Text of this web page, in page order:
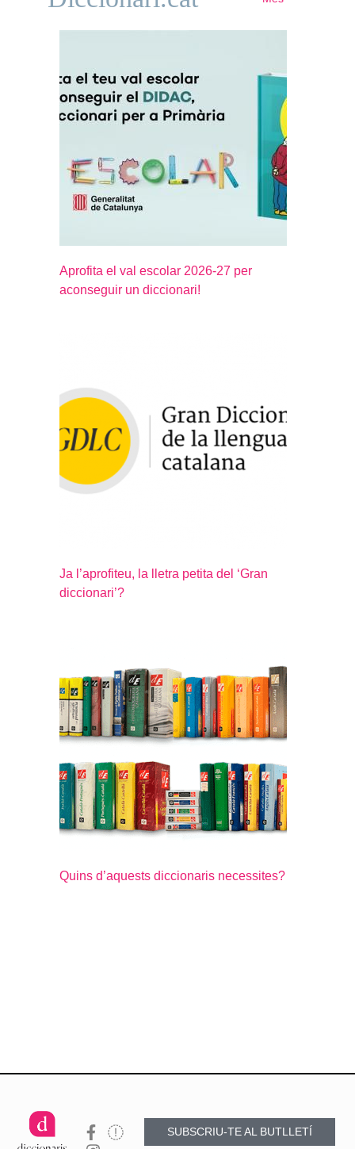
Aprofita el val escolar 2026-27 per
aconseguir un diccionari!
Ja l’aprofiteu, la lletra petita del ‘Gran
diccionari’?
Quins d’aquests diccionaris necessites?
SUBSCRIU-TE AL BUTLLETÍ